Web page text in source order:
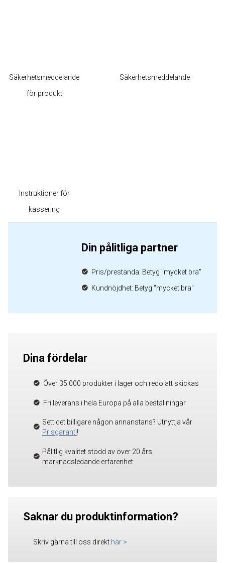
Säkerhetsmeddelande
för produkt
Säkerhetsmeddelande
Instruktioner för
kassering
Din pålitliga partner
Pris/prestanda: Betyg "mycket bra"
Kundnöjdhet: Betyg "mycket bra"
Dina fördelar
Över 35 000 produkter i lager och redo att skickas
Fri leverans i hela Europa på alla beställningar
Sett det billigare någon annanstans? Utnyttja vår
Prisgaranti!
Pålitlig kvalitet stödd av över 20 års
marknadsledande erfarenhet
Saknar du produktinformation?
Skriv gärna till oss direkt här >